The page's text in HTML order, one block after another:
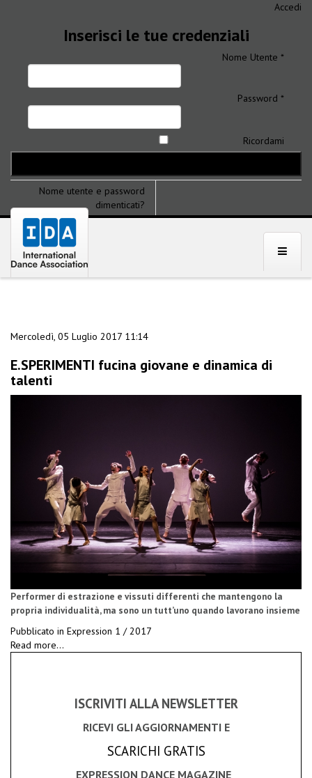
Accedi
Inserisci le tue credenziali
Nome Utente *
Password *
Ricordami
Nome utente e password
dimenticati?
Mercoledì, 05 Luglio 2017 11:14
E.SPERIMENTI fucina giovane e dinamica di
talenti
Performer di estrazione e vissuti differenti che mantengono la
propria individualità,ma sono un tutt’uno quando lavorano insieme
Pubblicato in Expression 1 / 2017
Read more...
ISCRIVITI ALLA NEWSLETTER
RICEVI GLI AGGIORNAMENTI E
SCARICHI GRATIS
EXPRESSION DANCE MAGAZINE